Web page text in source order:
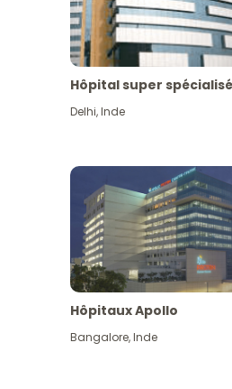
Hôpital super
Delhi,Inde
Hôpitaux Apollo
Bangalore,Inde